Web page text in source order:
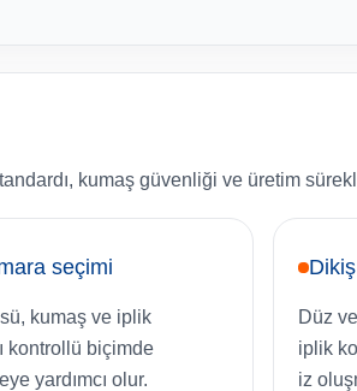
kumaş güvenliği ve üretim
seçimi
kumaş ve iplik
kontrollü biçimde
yardımcı olur.
Düz
iplik
iz